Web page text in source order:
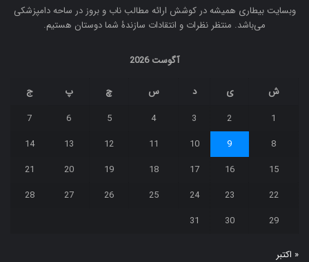
وبسایت بیطاری همیشه در کوشش ارائه مطالب ناب و بروز در ساحه دامپزشکی
می‌باشد. منتظر نظرات و انتقادات سازندۀ شما دوستان هستیم.
آگوست 2026
ش ی د س چ پ
ج
1
2
3
4
5
6
7
8
9
10
11
12
13
14
15
16
17
18
19
20
21
22
23
24
25
26
27
28
29
30
31
« اکتبر